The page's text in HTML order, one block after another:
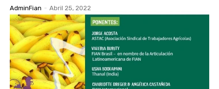
AdminFian - Abril 25, 2022